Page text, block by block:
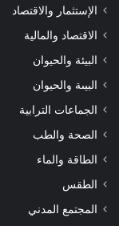
الإستثمار والاقتصاد
الاقتصاد والمالية
البيئة والحيوان
البيىة والحيوان
الجماعات الترابية
الصحة والطب
الطاقة والماء
الطقس
المجتمع المدني